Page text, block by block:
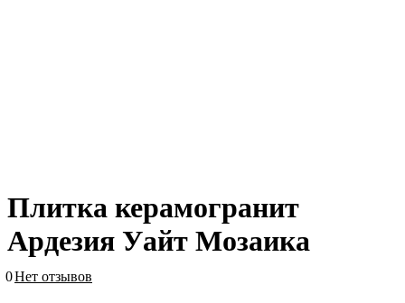
Плитка керамогранит
Ардезия Уайт Мозаика
0Нет отзывов